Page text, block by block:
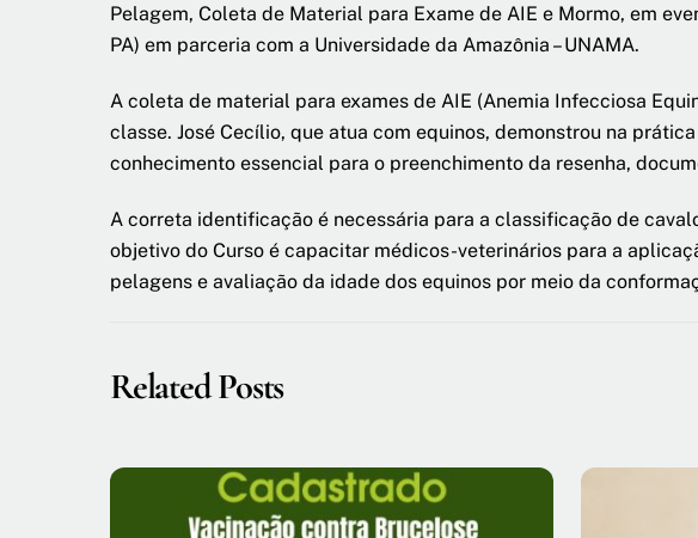
Pelagem, Coleta de Material para Exame de AIE e Mormo, em
PA) em parceria com a Universidade da Amazônia – UNAMA.
A coleta de material para exames de AIE (Anemia Infecciosa
classe. José Cecílio, que atua com equinos, demonstrou na
conhecimento essencial para o preenchimento da resenha,
A correta identificação é necessária para a classificação de
objetivo do Curso é capacitar médicos-veterinários para a
pelagens e avaliação da idade dos equinos por meio da
Related Posts